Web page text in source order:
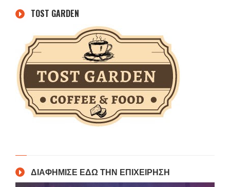
TOST GARDEN
ΔΙΑΦΗΜΙΣΕ ΕΔΩ ΤΗΝ ΕΠΙΧΕΙΡΗΣΗ